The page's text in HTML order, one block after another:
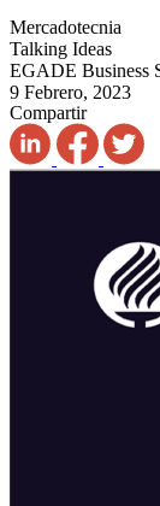
Mercadotecnia
Talking Ideas
EGADE Business
9 Febrero, 2023
Compartir